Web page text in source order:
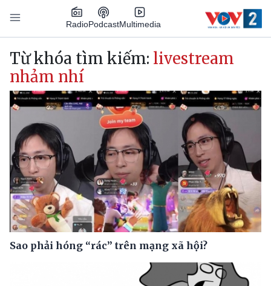
Nhảy đến nội dung
RadioPodcastMultimedia
Main navigation
Từ khóa tìm kiếm: livestream
nhảm nhí
Sao phải hóng “rác” trên mạng xã hội?